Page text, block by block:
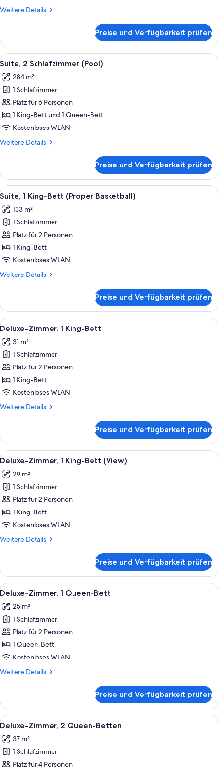
Weitere Details
Weitere
2 Schlafzimmer
(Basketball)
Preise und Verfügbarkeit prüfen
Alle
Fotos
für
Suite,
2 Schlafzimmer
(Pool)
anzeigen
Ein Bett mit gemustertem Kopfteil
9
Suite, 2 Schlafzimmer (Pool)
284 m²
1 Schlafzimmer
Platz für 6 Personen
1 King-Bett und 1 Queen-Bett
Kostenloses WLAN
Weitere Details
Weitere
2 Schlafzimmer
(Pool)
Preise und Verfügbarkeit prüfen
Alle
Fotos
für
Suite,
1 King-
Bett
(Proper
anzeigen
Ein Zimmer mit einem gemusterten
9
Suite, 1 King-Bett (Proper Basketball)
133 m²
1 Schlafzimmer
Platz für 2 Personen
1 King-Bett
Kostenloses WLAN
Weitere Details
Weitere
1 King-
Bett
(Proper
Preise und Verfügbarkeit prüfen
Alle
Fotos
für
Deluxe-
Zimmer,
1 King-
Bett
Ein ordentlich bezogenes Bett mit
4
Deluxe-Zimmer, 1 King-Bett
31 m²
1 Schlafzimmer
Platz für 2 Personen
1 King-Bett
Kostenloses WLAN
Weitere Details
Weitere
Zimmer,
1 King-
Bett
Preise und Verfügbarkeit prüfen
Alle
Fotos
für
Deluxe-
Zimmer,
1 King-
Bett
anzeigen
Ein ordentlich bezogenes Bett mit
4
Deluxe-Zimmer, 1 King-Bett (View)
29 m²
1 Schlafzimmer
Platz für 2 Personen
1 King-Bett
Kostenloses WLAN
Weitere Details
Weitere
Zimmer,
1 King-
Bett
Preise und Verfügbarkeit prüfen
Alle
Fotos
für
Deluxe-
Zimmer,
1
Queen-
anzeigen
Ein ordentlich bezogenes Bett mit
6
Deluxe-Zimmer, 1 Queen-Bett
25 m²
1 Schlafzimmer
Platz für 2 Personen
1 Queen-Bett
Kostenloses WLAN
Weitere Details
Weitere
Zimmer,
Queen-
Preise und Verfügbarkeit prüfen
Alle
Fotos
für
Deluxe-
Zimmer,
Ein Hotelzimmer mit zwei Betten
6
Deluxe-Zimmer, 2 Queen-Betten
37 m²
1 Schlafzimmer
Platz für 4 Personen